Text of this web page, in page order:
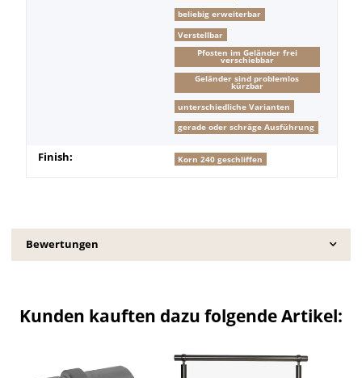
beliebig erweiterbar
Verstellbar
Pfosten im Geländer frei
verschiebbar
Geländer sind problemlos
kürzbar
unterschiedliche Varianten
gerade oder schräge Ausführung
Finish: Korn 240 geschliffen
Bewertungen
Kunden kauften dazu folgende Artikel: